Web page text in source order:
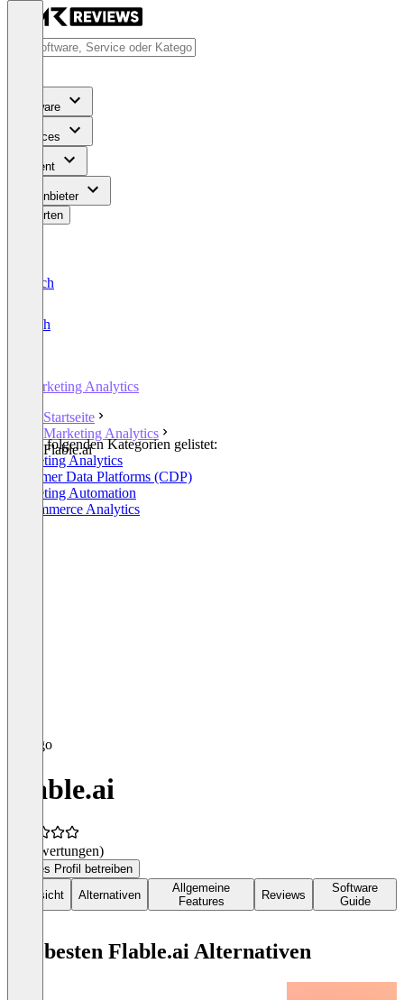
Software
Services
Content
Für Anbieter
Bewerten
Deutsch
English
Marketing Analytics
Startseite
Marketing Analytics
Flable.ai
In den folgenden Kategorien gelistet:
Marketing Analytics
Customer Data Platforms (CDP)
Marketing Automation
E-Commerce Analytics
Flable.ai
(0 Bewertungen)
Dieses Profil betreiben
Übersicht
Alternativen
Allgemeine
Features
Reviews
Software
Guide
Die besten Flable.ai Alternativen